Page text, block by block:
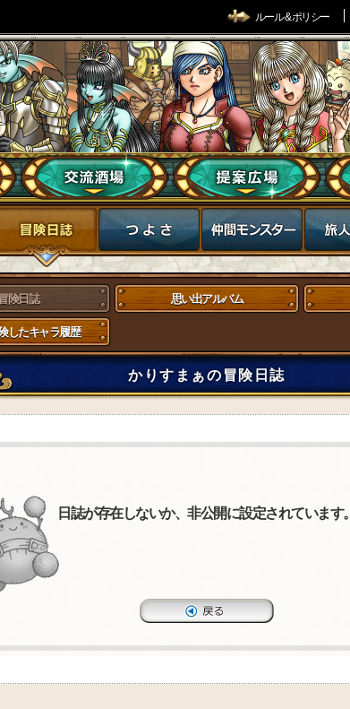
ルール & ポリシー
険日誌 思い出アルバム
したキャラ履歴
かりすまぁの冒険日誌
日誌が存在しないか、非公開に設定されています。